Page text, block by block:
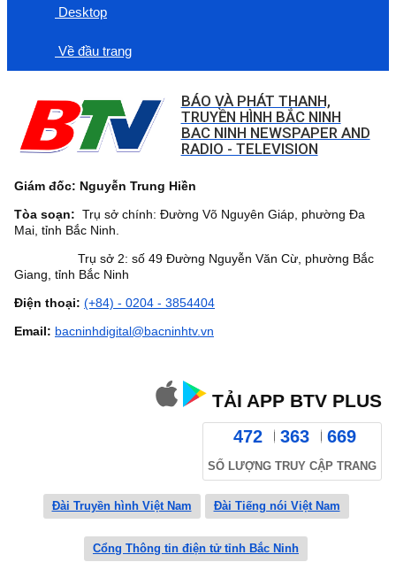
Desktop
Về đầu trang
BÁO VÀ PHÁT THANH,
TRUYỀN HÌNH BẮC NINH
BAC NINH NEWSPAPER AND
RADIO - TELEVISION
Giám đốc: Nguyễn Trung Hiền
Tòa soạn: Trụ sở chính: Đường Võ Nguyên Giáp, phường Đa
Mai, tỉnh Bắc Ninh.
Trụ sở 2: số 49 Đường Nguyễn Văn Cừ, phường Bắc
Giang, tỉnh Bắc Ninh
Điện thoại: (+84) - 0204 - 3854404
Email: bacninhdigital@bacninhtv.vn
TẢI APP BTV PLUS
472 363 669
SỐ LƯỢNG TRUY CẬP TRANG
Đài Truyền hình Việt Nam Đài Tiếng nói Việt Nam
Cổng Thông tin điện tử tỉnh Bắc Ninh